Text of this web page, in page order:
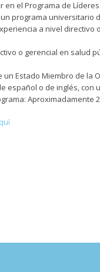
el Programa de
programa universitario
a nivel directivo
o gerencial en salud
Estado Miembro de la
español o de inglés, con
Aproximadamente